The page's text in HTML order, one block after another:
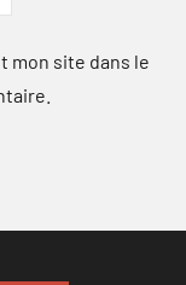
mon site dans le